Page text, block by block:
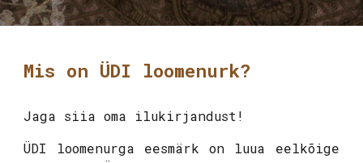
Mis on ÜDI loomenurk?
Jaga siia oma ilukirjandust!
ÜDI loomenurga eesmärk on luua eelkõige